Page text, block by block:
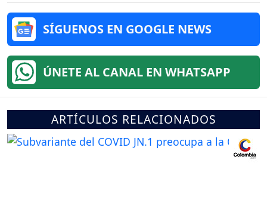
SÍGUENOS EN GOOGLE NEWS
ÚNETE AL CANAL EN WHATSAPP
ARTÍCULOS RELACIONADOS